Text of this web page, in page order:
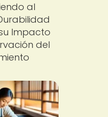
al
Impacto
del